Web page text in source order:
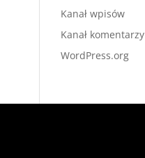
Kanał wpisów
Kanał komentarzy
WordPress.org